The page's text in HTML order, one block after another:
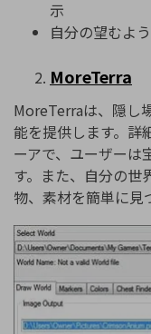
示
自分の望むよ
MoreTerra
MoreTerraは、隠し
能を提供します。詳
ーアで、ユーザーは
す。また、自分の世
物、素材を簡単に見